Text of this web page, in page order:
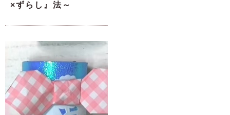
×ずらし』法～